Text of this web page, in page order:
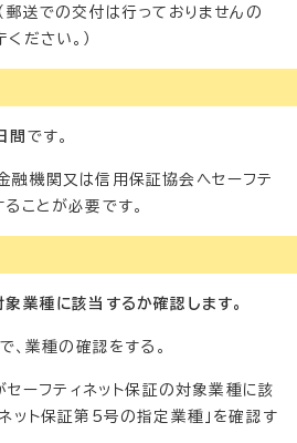
郵送での交付は行っておりませんの
ださい。）
間 です。
融機関又は信用保証協会へセーフテ
ことが必要です。
業種に該当するか確認します。
、業種の確認をする。
セーフティネット保証の対象業種に該
ット保証第5号の指定業種」を確認す